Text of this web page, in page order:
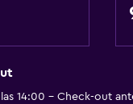
14:00 - Check-out